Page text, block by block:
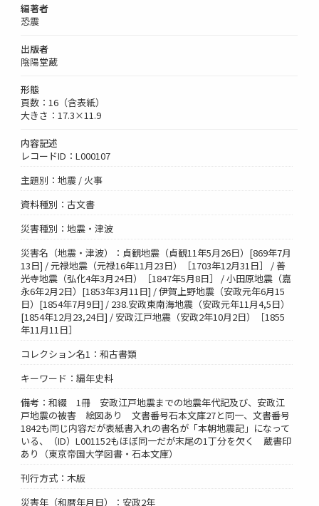
編著者
恐震
出版者
陰陽堂蔵
形態
頁数：16（含表紙）
大きさ：17.3×11.9
内容記述
レコードID：L000107
主題別：地震 / 火事
資料種別：古文書
災害種別：地震・津波
災害名（地震・津波）：貞観地震（貞観11年5月26日）[869年7月
13日] / 元禄地震（元禄16年11月23日）［1703年12月31日］ / 善
光寺地震（弘化4年3月24日）［1847年5月8日］ / 小田原地震（嘉
永6年2月2日）[1853年3月11日] / 伊賀上野地震（安政元年6月15
日）[1854年7月9日] / 238.安政東南海地震（安政元年11月4,5日）
[1854年12月23,24日] / 安政江戸地震（安政2年10月2日）［1855
年11月11日］
コレクション名1：和古書類
キーワード：編年史料
備考：和綴 1冊 安政江戸地震までの地震年代記及び、安政江
戸地震の被害 絵図あり 文書番号石本文庫27と同一、文書番号
1842も同じ内容だが表紙書入れの書名が「本朝地震記」になって
いる、（ID）L001152もほぼ同一だが末尾の1丁分を欠く 蔵書印
あり（東京帝国大学図書・石本文庫）
刊行方式：木版
災害年（和暦年月日）：安政2年